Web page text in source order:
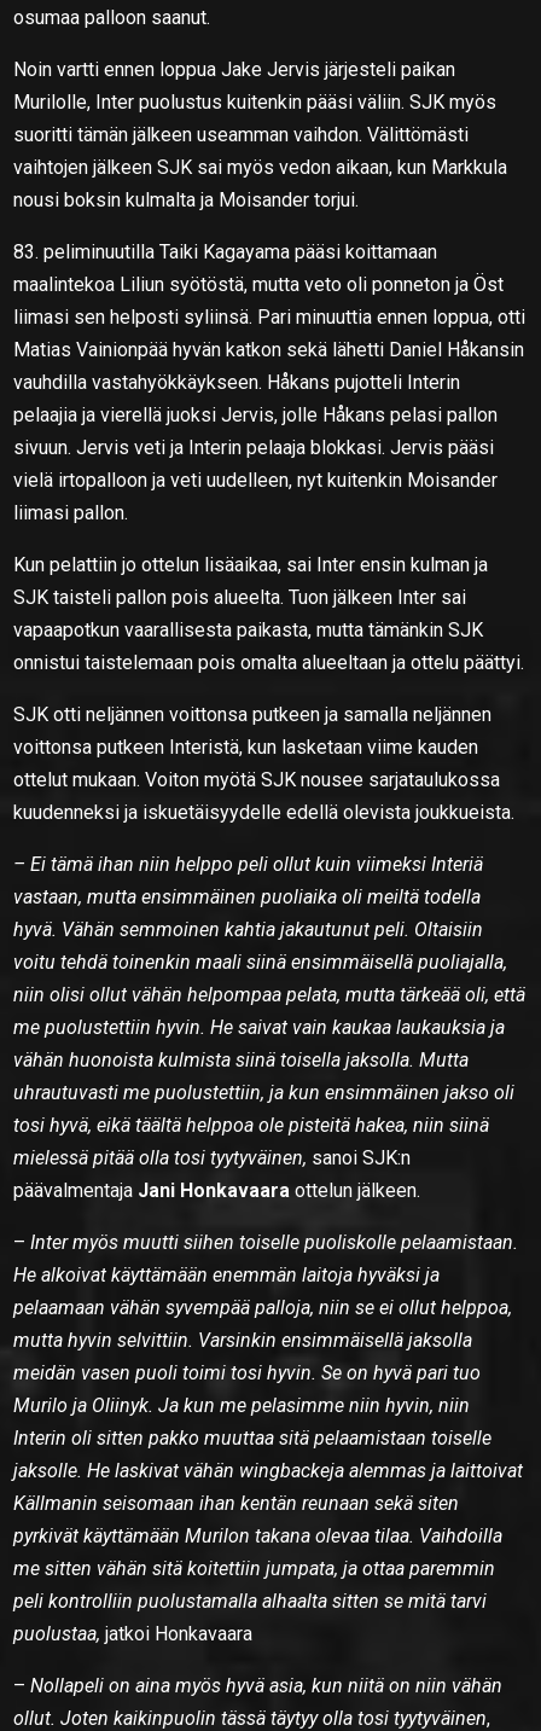
osumaa palloon saanut.
Noin vartti ennen loppua Jake Jervis järjesteli paikan
Murilolle, Inter puolustus kuitenkin pääsi väliin. SJK myös
suoritti tämän jälkeen useamman vaihdon. Välittömästi
vaihtojen jälkeen SJK sai myös vedon aikaan, kun Markkula
nousi boksin kulmalta ja Moisander torjui.
83. peliminuutilla Taiki Kagayama pääsi koittamaan
maalintekoa Liliun syötöstä, mutta veto oli ponneton ja Öst
liimasi sen helposti syliinsä. Pari minuuttia ennen loppua, otti
Matias Vainionpää hyvän katkon sekä lähetti Daniel Håkansin
vauhdilla vastahyökkäykseen. Håkans pujotteli Interin
pelaajia ja vierellä juoksi Jervis, jolle Håkans pelasi pallon
sivuun. Jervis veti ja Interin pelaaja blokkasi. Jervis pääsi
vielä irtopalloon ja veti uudelleen, nyt kuitenkin Moisander
liimasi pallon.
Kun pelattiin jo ottelun lisäaikaa, sai Inter ensin kulman ja
SJK taisteli pallon pois alueelta. Tuon jälkeen Inter sai
vapaapotkun vaarallisesta paikasta, mutta tämänkin SJK
onnistui taistelemaan pois omalta alueeltaan ja ottelu päättyi.
SJK otti neljännen voittonsa putkeen ja samalla neljännen
voittonsa putkeen Interistä, kun lasketaan viime kauden
ottelut mukaan. Voiton myötä SJK nousee sarjataulukossa
kuudenneksi ja iskuetäisyydelle edellä olevista joukkueista.
– Ei tämä ihan niin helppo peli ollut kuin viimeksi Interiä
vastaan, mutta ensimmäinen puoliaika oli meiltä todella
hyvä. Vähän semmoinen kahtia jakautunut peli. Oltaisiin
voitu tehdä toinenkin maali siinä ensimmäisellä puoliajalla,
niin olisi ollut vähän helpompaa pelata, mutta tärkeää oli, että
me puolustettiin hyvin. He saivat vain kaukaa laukauksia ja
vähän huonoista kulmista siinä toisella jaksolla. Mutta
uhrautuvasti me puolustettiin, ja kun ensimmäinen jakso oli
tosi hyvä, eikä täältä helppoa ole pisteitä hakea, niin siinä
mielessä pitää olla tosi tyytyväinen, sanoi SJK:n
päävalmentaja Jani Honkavaara ottelun jälkeen.
–Inter myös muutti siihen toiselle puoliskolle pelaamistaan.
He alkoivat käyttämään enemmän laitoja hyväksi ja
pelaamaan vähän syvempää palloja, niin se ei ollut helppoa,
mutta hyvin selvittiin. Varsinkin ensimmäisellä jaksolla
meidän vasen puoli toimi tosi hyvin. Se on hyvä pari tuo
Murilo ja Oliinyk. Ja kun me pelasimme niin hyvin, niin
Interin oli sitten pakko muuttaa sitä pelaamistaan toiselle
jaksolle. He laskivat vähän wingbackeja alemmas ja laittoivat
Källmanin seisomaan ihan kentän reunaan sekä siten
pyrkivät käyttämään Murilon takana olevaa tilaa. Vaihdoilla
me sitten vähän sitä koitettiin jumpata, ja ottaa paremmin
peli kontrolliin puolustamalla alhaalta sitten se mitä tarvi
puolustaa, jatkoi Honkavaara
–Nollapeli on aina myös hyvä asia, kun niitä on niin vähän
ollut. Joten kaikinpuolin tässä täytyy olla tosi tyytyväinen,